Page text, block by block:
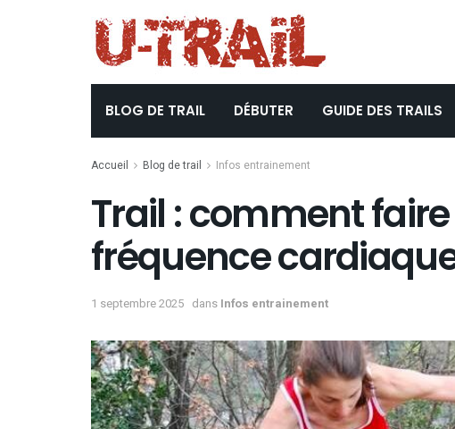
BLOG DE TRAIL DÉBUTER GUIDE DES TRAILS
Accueil Blog de trail Infos entrainement
Trail : comment
fréquence
1 septembre 2025 dans Infos entrainement